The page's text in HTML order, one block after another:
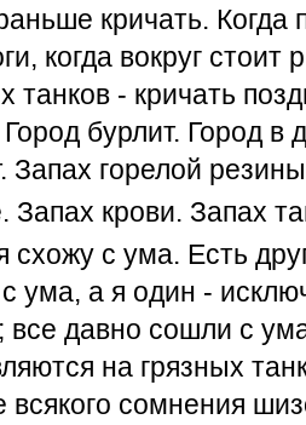
кричать. Когда
когда вокруг стоит
танков - кричать
бурлит. Город в
Запах горелой
Запах крови. Запах
схожу с ума. Есть
ума, а я один -
все давно сошли с
на грязных
всякого сомнения